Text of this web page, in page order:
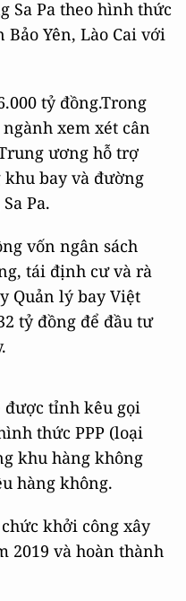
Sa Pa theo hình thức
Bảo Yên, Lào Cai với
tỷ đồng.Trong
xem xét cân
ương hỗ trợ
khu bay và đường
Pa.
vốn ngân sách
tái định cư và rà
Quản lý bay Việt
tỷ đồng để đầu tư
được tỉnh kêu gọi
thức PPP (loại
khu hàng không
hàng không.
khởi công xây
2019 và hoàn thành